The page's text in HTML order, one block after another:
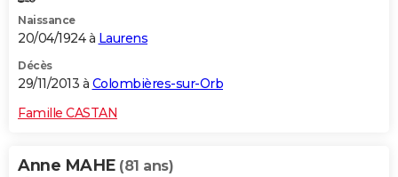
Naissance
20/04/1924 à Laurens
Décès
29/11/2013 à Colombières-sur-Orb
Famille CASTAN
Anne MAHE (81 ans)